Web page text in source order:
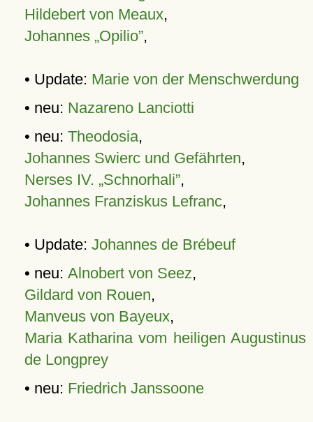
Hildebert von Meaux,
Johannes „Opilio”,
• Update: Marie von der Menschwerdung
• neu: Nazareno Lanciotti
• neu: Theodosia,
Johannes Swierc und Gefährten,
Nerses IV. „Schnorhali”,
Johannes Franziskus Lefranc,
• Update: Johannes de Brébeuf
• neu: Alnobert von Seez,
Gildard von Rouen,
Manveus von Bayeux,
Maria Katharina vom heiligen Augustinus
de Longprey
• neu: Friedrich Janssoone